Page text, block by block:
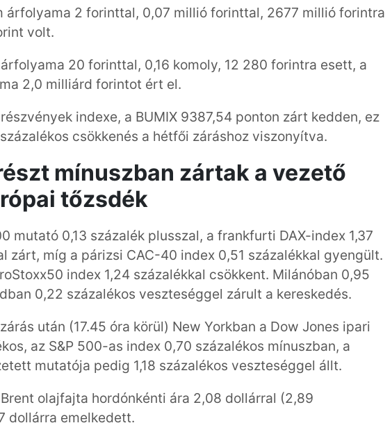
árfolyama 2 forinttal, 0,07 millió forinttal, 2677 millió forintra
volt.
20 forinttal, 0,16 komoly, 12 280 forintra esett, a
2,0 milliárd forintot ért el.
indexe, a BUMIX 9387,54 ponton zárt kedden, ez
csökkenés a hétfői záráshoz viszonyítva.
mínuszban zártak a vezető
tőzsdék
mutató 0,13 százalék plusszal, a frankfurti DAX-index 1,37
zárt, míg a párizsi CAC-40 index 0,51 százalékkal gyengült.
index 1,24 százalékkal csökkent. Milánóban 0,95
0,22 százalékos veszteséggel zárult a kereskedés.
után (17.45 óra körül) New Yorkban a Dow Jones ipari
az S&P 500-as index 0,70 százalékos mínuszban, a
mutatója pedig 1,18 százalékos veszteséggel állt.
olajfajta hordónkénti ára 2,08 dollárral (2,89
dollárra emelkedett.